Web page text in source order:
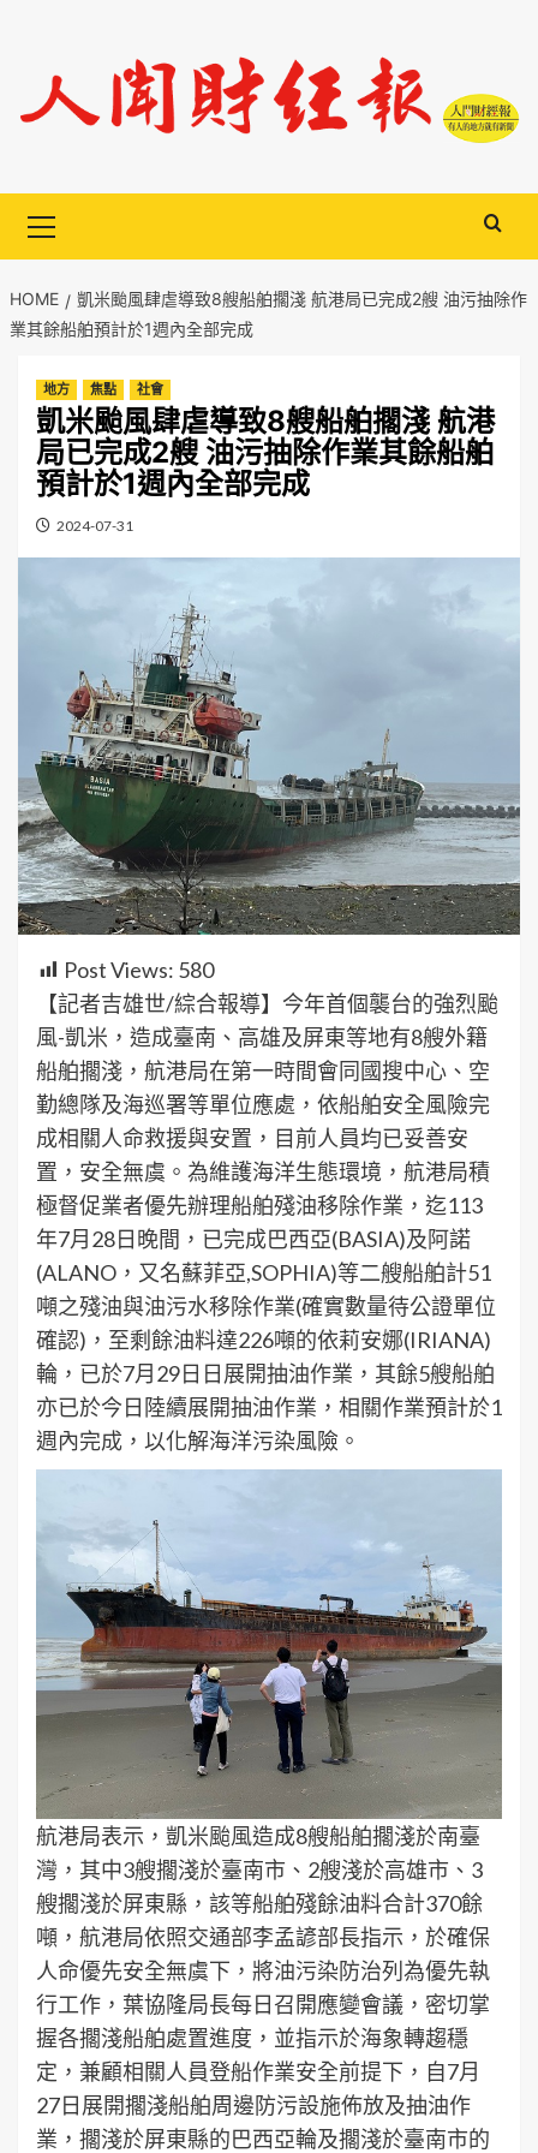
content
Menu
HOME
凱米颱風肆虐導致8艘船舶擱淺 航港局已完成2艘 油污抽除作
業其餘船舶預計於1週內全部完成
地方 焦點 社會
凱米颱風肆虐導致8艘船舶擱淺 航港
局已完成2艘 油污抽除作業其餘船舶
預計於1週內全部完成
2024-07-31
Post Views: 580
【記者吉雄世/綜合報導】今年首個襲台的強烈颱
風-凱米，造成臺南、高雄及屏東等地有8艘外籍
船舶擱淺，航港局在第一時間會同國搜中心、空
勤總隊及海巡署等單位應處，依船舶安全風險完
成相關人命救援與安置，目前人員均已妥善安
置，安全無虞。為維護海洋生態環境，航港局積
極督促業者優先辦理船舶殘油移除作業，迄113
年7月28日晚間，已完成巴西亞(BASIA)及阿諾
(ALANO，又名蘇菲亞,SOPHIA)等二艘船舶計51
噸之殘油與油污水移除作業(確實數量待公證單位
確認)，至剩餘油料達226噸的依莉安娜(IRIANA)
輪，已於7月29日日展開抽油作業，其餘5艘船舶
亦已於今日陸續展開抽油作業，相關作業預計於1
週內完成，以化解海洋污染風險。
航港局表示，凱米颱風造成8艘船舶擱淺於南臺
灣，其中3艘擱淺於臺南市、2艘淺於高雄市、3
艘擱淺於屏東縣，該等船舶殘餘油料合計370餘
噸，航港局依照交通部李孟諺部長指示，於確保
人命優先安全無虞下，將油污染防治列為優先執
行工作，葉協隆局長每日召開應變會議，密切掌
握各擱淺船舶處置進度，並指示於海象轉趨穩
定，兼顧相關人員登船作業安全前提下，自7月
27日展開擱淺船舶周邊防污設施佈放及抽油作
業，擱淺於屏東縣的巴西亞輪及擱淺於臺南市的